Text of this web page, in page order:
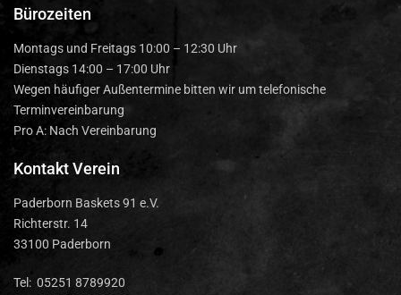
Bürozeiten
Montags und Freitags 10:00 – 12:30 Uhr
Dienstags 14:00 – 17:00 Uhr
Wegen häufiger Außentermine bitten wir um telefonische
Terminvereinbarung
Pro A: Nach Vereinbarung
Kontakt Verein
Paderborn Baskets 91 e.V.
Richterstr. 14
33100 Paderborn
Tel: 05251 8789920